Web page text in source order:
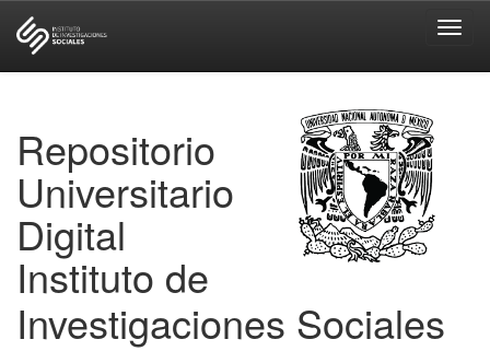
Repositorio
Universitario
Digital
Instituto de
Investigaciones Sociales